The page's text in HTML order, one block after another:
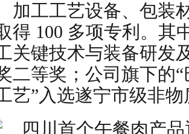
加工工艺设备、包装
得 100 多项专利。其
关键技术与装备研发
二等奖；公司旗下的
艺”入选遂宁市级非